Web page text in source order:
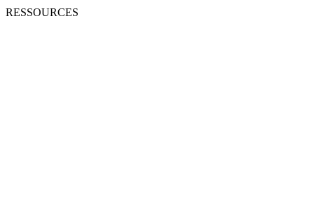
RESSOURCES